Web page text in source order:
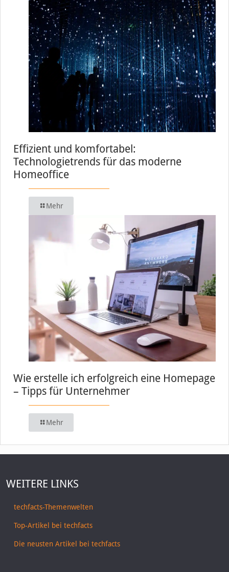
Effizient und komfortabel:
Technologietrends für das moderne
Homeoffice
Mehr
Wie erstelle ich erfolgreich eine Homepage
– Tipps für Unternehmer
Mehr
WEITERE LINKS
techfacts-Themenwelten
Top-Artikel bei techfacts
Die neusten Artikel bei techfacts